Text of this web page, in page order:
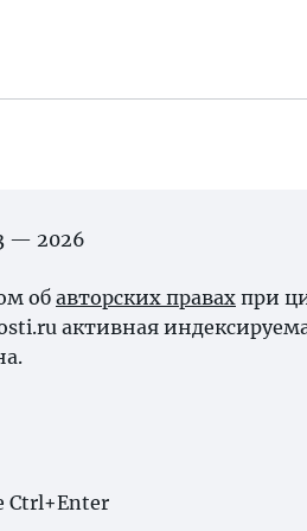
— 2026
об авторских правах при
активная
Ctrl+Enter